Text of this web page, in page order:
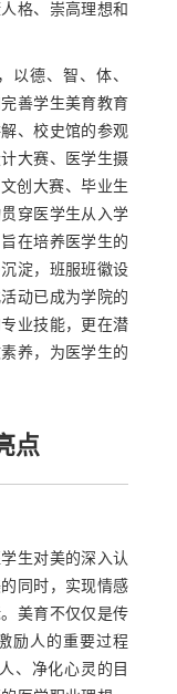
格、崇高理想和
，以德、智、体、
善学生美育教育
、校史馆的参观
大赛、医学生摄
创大赛、毕业生
穿医学生从入学
在培养医学生的
淀，班服班徽设
动已成为学院的
业技能，更在潜
养，为医学生的
点
生对美的深入认
同时，实现情感
美育不仅仅是传
励人的重要过程
、净化心灵的目